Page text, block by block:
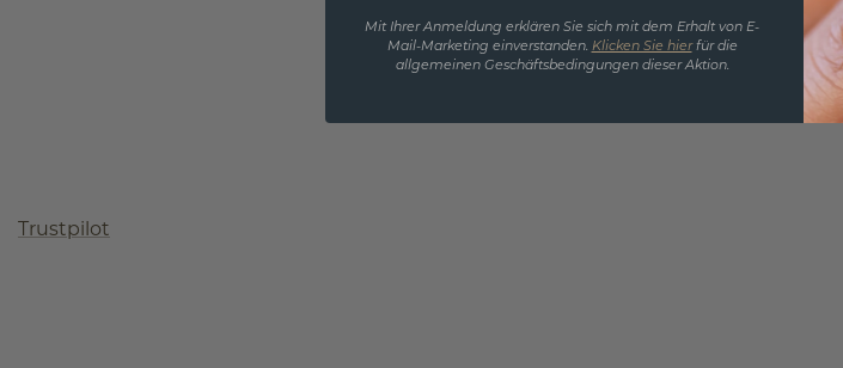
Trustpilot
Mit Ihrer Anmeldung erklären Sie sich mit dem Erhalt von E-
Mail-Marketing einverstanden. Klicken Sie hierfür die
allgemeinen Geschäftsbedingungen dieser Aktion.